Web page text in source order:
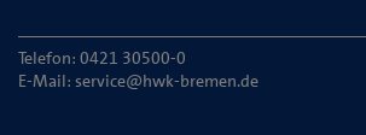
Telefon: 0421 30500-0
E-Mail: service@hwk-bremen.de